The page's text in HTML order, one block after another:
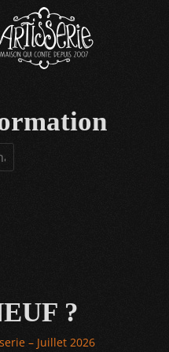
?
– Juillet 2026